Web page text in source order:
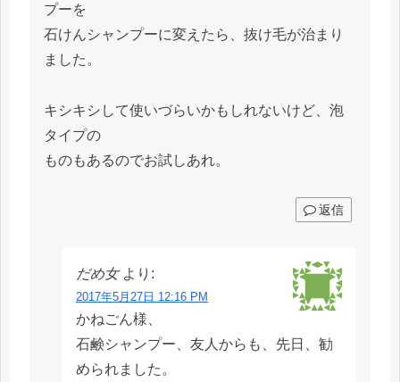
プーを
石けんシャンプーに変えたら、抜け毛が治まり
ました。
キシキシして使いづらいかもしれないけど、泡
タイプの
ものもあるのでお試しあれ。
返信
だめ女 より:
2017年5月27日 12:16 PM
かねごん様、
石鹸シャンプー、友人からも、先日、勧
められました。